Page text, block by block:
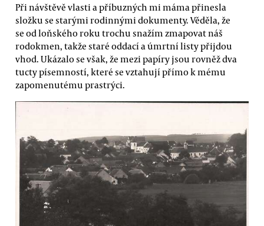
Při návštěvě vlasti a příbuzných mi máma přinesla
složku se starými rodinnými dokumenty. Věděla, že
se od loňského roku trochu snažím zmapovat náš
rodokmen, takže staré oddací a úmrtní listy přijdou
vhod. Ukázalo se však, že mezi papíry jsou rovněž dva
tucty písemností, které se vztahují přímo k mému
zapomenutému prastrýci.